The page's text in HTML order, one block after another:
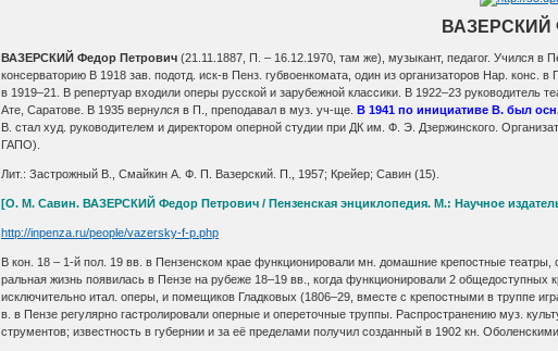
ВАЗЕРСКИЙ
ВАЗЕРСКИЙ Федор Петрович (21.11.1887, П. – 16.12.1970, там же), музыкант, педагог. Учился
консерваторию В 1918 зав. подотд. иск-в Пенз. губвоенкомата, один из организаторов Нар.
в 1919–21. В репертуар входили оперы русской и зарубежной классики. В 1922–23
Ате, Саратове. В 1935 вернулся в П., преподавал в муз. уч-ще.В 1941 по инициативе В. был
В. стал худ. руководителем и директором оперной студии при ДК им. Ф. Э. Дзержинского.
ГАПО).
Лит.: Застрожный В., Смайкин А. Ф. П. Вазерский. П., 1957; Крейер; Савин (15).
[О. М. Савин. ВАЗЕРСКИЙ Федор Петрович / Пензенская энциклопедия. М.: Научное
http://inpenza.ru/people/vazersky-f-p.php
В кон. 18 – 1-й пол. 19 вв. в Пен­зен­ском крае функ­цио­ни­ро­ва­ли мн. до­маш­ние кре­по­ст­ные
раль­ная жизнь поя­ви­лась в Пен­зе на ру­бе­же 18–19 вв., ко­гда функ­цио­ни­ро­ва­ли 2
ис­клю­чи­тель­но итал. опе­ры, и по­ме­щи­ков Глад­ко­вых (1806–29, вме­сте с кре­по­ст­ны­ми в труп­пе
в. в Пен­зе ре­гу­ляр­но га­ст­ро­ли­ро­ва­ли опер­ные и опе­ре­точ­ные труп­пы. Рас­про­стра­не­нию муз.
ст­ру­мен­тов; из­вест­ность в гу­бер­нии и за её пре­де­ла­ми по­лу­чил соз­дан­ный в 1902 кн.